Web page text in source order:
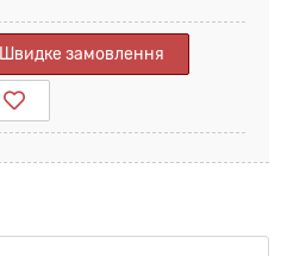
Швидке замовлення